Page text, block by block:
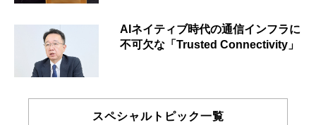
AIネイティブ時代の通信インフラに
不可欠な「Trusted Connectivity」
スペシャルトピック一覧